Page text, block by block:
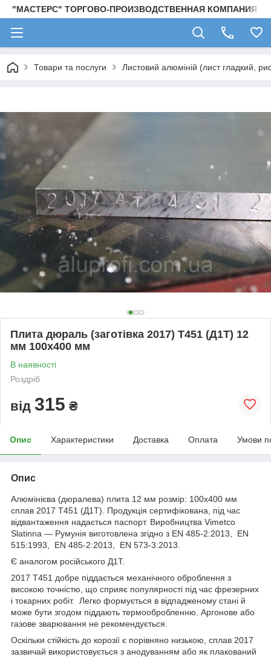
"МАСТЕРС" ТОРГОВО-ПРОИЗВОДСТВЕННАЯ КОМПАНИЯ
Товари та послуги Листовий алюміній (лист гладкий,
Плита дюраль (заготівка 2017) T451 (Д1Т) 12
мм 100х400 мм
В наявності
Роздріб
від 315 ₴
Опис Характеристики Доставка Оплата Умови
Опис
Алюмінієва (дюралева) плита 12 мм розмір: 100х400 мм
сплав 2017 Т451 (Д1Т). Продукція сертифікована, під час
відвантаження надається паспорт. Виробництва Vimetco
Slatinna ― Румунія виготовлена згідно з EN 485-2:2013, EN
515:1993, EN 485-2:2013, EN 573-3:2013.
Є аналогом російського Д1Т.
2017 Т451 добре піддається механічного оброблення з
високою точністю, що сприяє популярності під час фрезерних
і токарних робіт. Легко формується в відпадженому стані й
може бути згодом піддають термообробленню. Аргонове або
газове зварювання не рекомендується.
Оскільки стійкість до корозії є порівняно низькою, сплав 2017
зазвичай використовується з анодуванням або як плакований